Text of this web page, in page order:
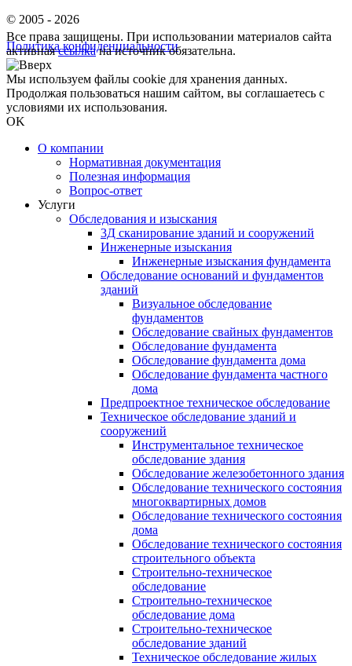
© 2005 - 2026
Политика конфиденциальности
Все права защищены. При использовании материалов сайта
активнаяссылкана источник обязательна.
Мы используем файлы cookie для хранения данных.
Продолжая пользоваться нашим сайтом, вы соглашаетесь с
условиями их использования.
OK
О компании
Нормативная документация
Полезная информация
Вопрос-ответ
Услуги
Обследования и изыскания
3Д сканирование зданий и сооружений
Инженерные изыскания
Инженерные изыскания фундамента
Обследование оснований и фундаментов
зданий
Визуальное обследование
фундаментов
Обследование свайных фундаментов
Обследование фундамента
Обследование фундамента дома
Обследование фундамента частного
дома
Предпроектное техническое обследование
Техническое обследование зданий и
сооружений
Инструментальное техническое
обследование здания
Обследование железобетонного здания
Обследование технического состояния
многоквартирных домов
Обследование технического состояния
дома
Обследование технического состояния
строительного объекта
Строительно-техническое
обследование
Строительно-техническое
обследование дома
Строительно-техническое
обследование зданий
Техническое обследование жилых